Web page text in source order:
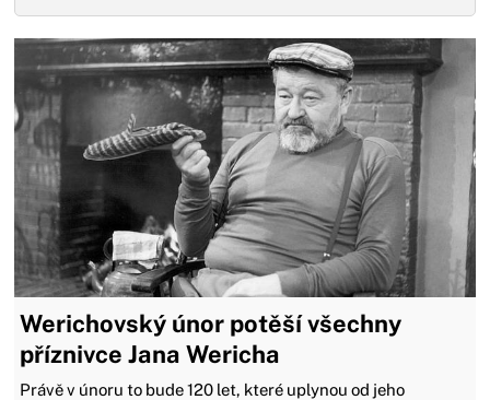
Werichovský únor potěší všechny
příznivce Jana Wericha
Právě v únoru to bude 120 let, které uplynou od jeho